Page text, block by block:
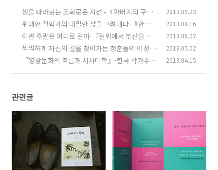
생을 바라보는 조화로운 시선 -『아버지의 구
두』(책소개) (9)
2013.09.23
위대한 철학가의 내밀한 삶을 그려내다-『한나
아렌트와 마틴 하이데거』(책소개)
(3)
2013.08.16
이번 주말은 어디로 갈까-『길위에서 부산을 보
다』(책소개) (0)
2013.06.07
씩씩하게 자신의 길을 찾아가는 청춘들의 이정
표-『랄랄라 책』
(1)
2013.05.02
『영상문화의 흐름과 서사미학』-한국 작가주의
2013.04.15
관련글